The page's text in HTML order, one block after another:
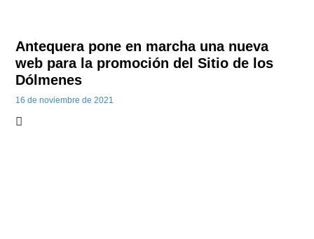
Antequera pone en marcha una nueva
web para la promoción del Sitio de los
Dólmenes
16 de noviembre de 2021